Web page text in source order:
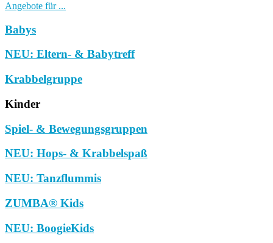
Angebote für ...
Babys
NEU: Eltern- & Babytreff
Krabbelgruppe
Kinder
Spiel- & Bewegungsgruppen
NEU: Hops- & Krabbelspaß
NEU: Tanzflummis
ZUMBA® Kids
NEU: BoogieKids